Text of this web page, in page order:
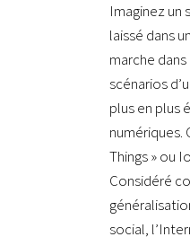
Imaginez un
laissé dans
marche
scénarios
plus en plus
numériques.
Things » ou
Considéré
social,